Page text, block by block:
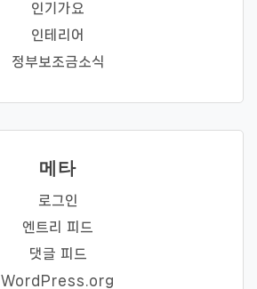
인기가요
인테리어
정부보조금소식
메타
로그인
엔트리 피드
댓글 피드
WordPress.org